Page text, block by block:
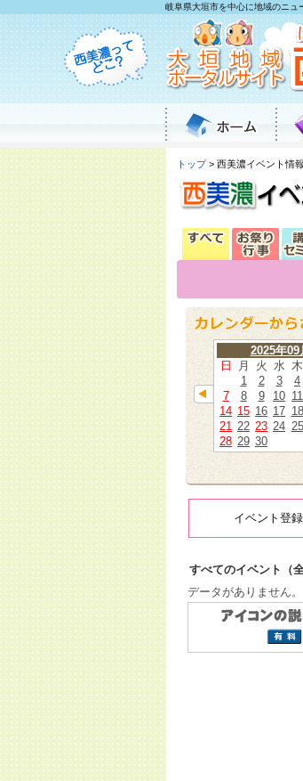
岐阜県大垣市を中心に地域のニュ
トップ> 西美濃イベント情報
2025年09
日
月 火 水 木
1
2 3 4
7
8 9 10 11
14 15 16 17 18
21 22 23 24 25
28 29 30
イベント登
すべてのイベント（全
データがありません。